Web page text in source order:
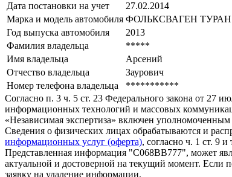
Дата постановки на учет
27.02.2014
Марка и модель автомобиля ФОЛЬКСВАГЕН ТУРАН
Год выпуска автомобиля
2013
Фамилия владельца
*****
Имя владельца
Арсений
Отчество владельца
Заурович
Номер телефона владельца
***********
Согласно п. 3 ч. 5 ст. 23 Федерального закона от 27
информационных технологий и массовых
«Независимая экспертиза» включен
Сведения о физических лицах обрабатываются и
информационных услуг (оферта), согласно ч. 1 ст. 9
Представленная информация "С068ВВ777", может
актуальной и достоверной на текущий момент. Если
заявку на удаление информации.